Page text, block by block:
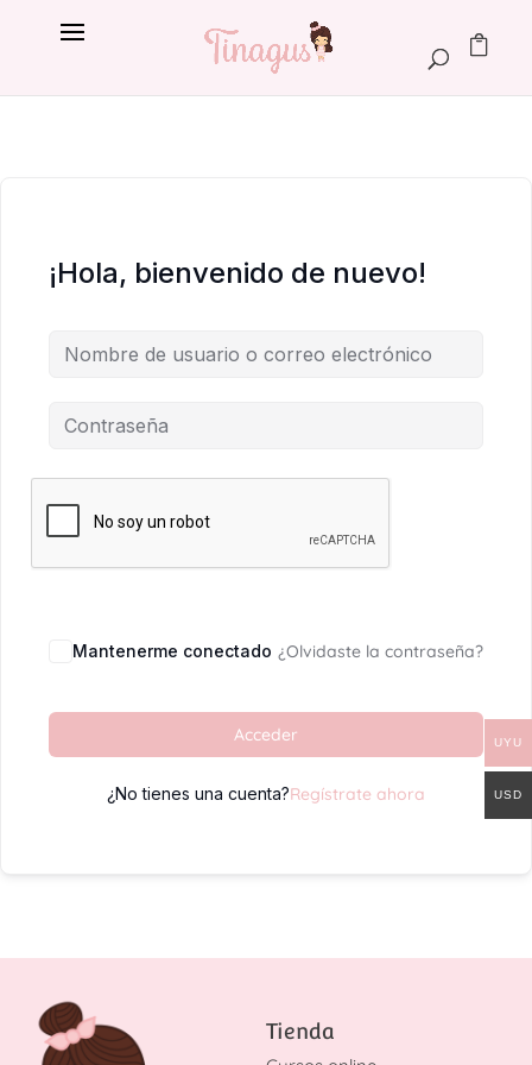
¡Hola, bienvenido de nuevo!
Mantenerme conectado ¿Olvidaste la contraseña?
Acceder
¿No tienes una cuenta?Regístrate ahora
Tienda
UYU
USD